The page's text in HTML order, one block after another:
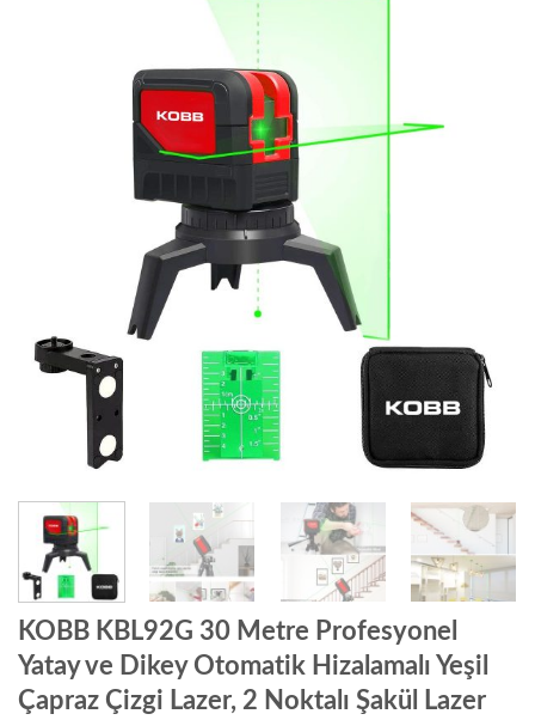
KOBB KBL92G 30 Metre Profesyonel
Yatay ve Dikey Otomatik Hizalamalı Yeşil
Çapraz Çizgi Lazer, 2 Noktalı Şakül Lazer